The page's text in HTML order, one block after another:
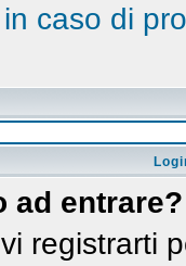
caso di
entrare?
registrarti